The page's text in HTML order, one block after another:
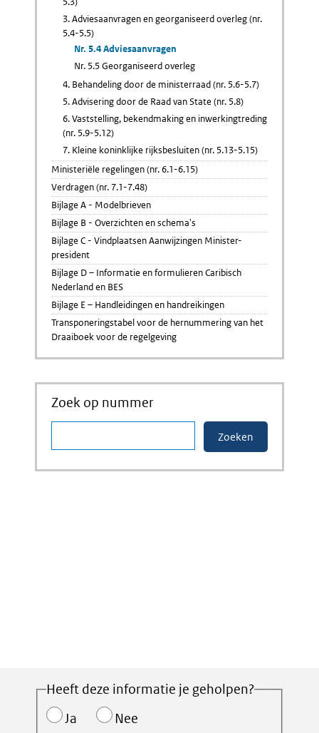
3. Adviesaanvragen en georganiseerd overleg (nr.
5.4-5.5)
Nr. 5.4 Adviesaanvragen
Nr. 5.5 Georganiseerd overleg
4. Behandeling door de ministerraad (nr. 5.6-5.7)
5. Advisering door de Raad van State (nr. 5.8)
6. Vaststelling, bekendmaking en inwerkingtreding
(nr. 5.9-5.12)
7. Kleine koninklijke rijksbesluiten (nr. 5.13-5.15)
Ministeriële regelingen (nr. 6.1-6.15)
Verdragen (nr. 7.1-7.48)
Bijlage A - Modelbrieven
Bijlage B - Overzichten en schema's
Bijlage C - Vindplaatsen Aanwijzingen Minister-
president
Bijlage D – Informatie en formulieren Caribisch
Nederland en BES
Bijlage E – Handleidingen en handreikingen
Transponeringstabel voor de hernummering van het
Draaiboek voor de regelgeving
Zoek op nummer
Heeft deze informatie je geholpen?
Ja
Nee